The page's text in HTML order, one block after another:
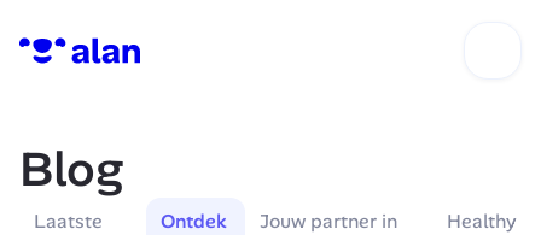
Blog
Laatste
Ontdek
Jouw partner in
Healthy